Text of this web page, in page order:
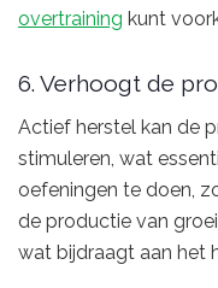
overtraining kunt
6. Verhoogt de
Actief herstel kan de
stimuleren, wat
oefeningen te doen,
de productie van
wat bijdraagt aan het